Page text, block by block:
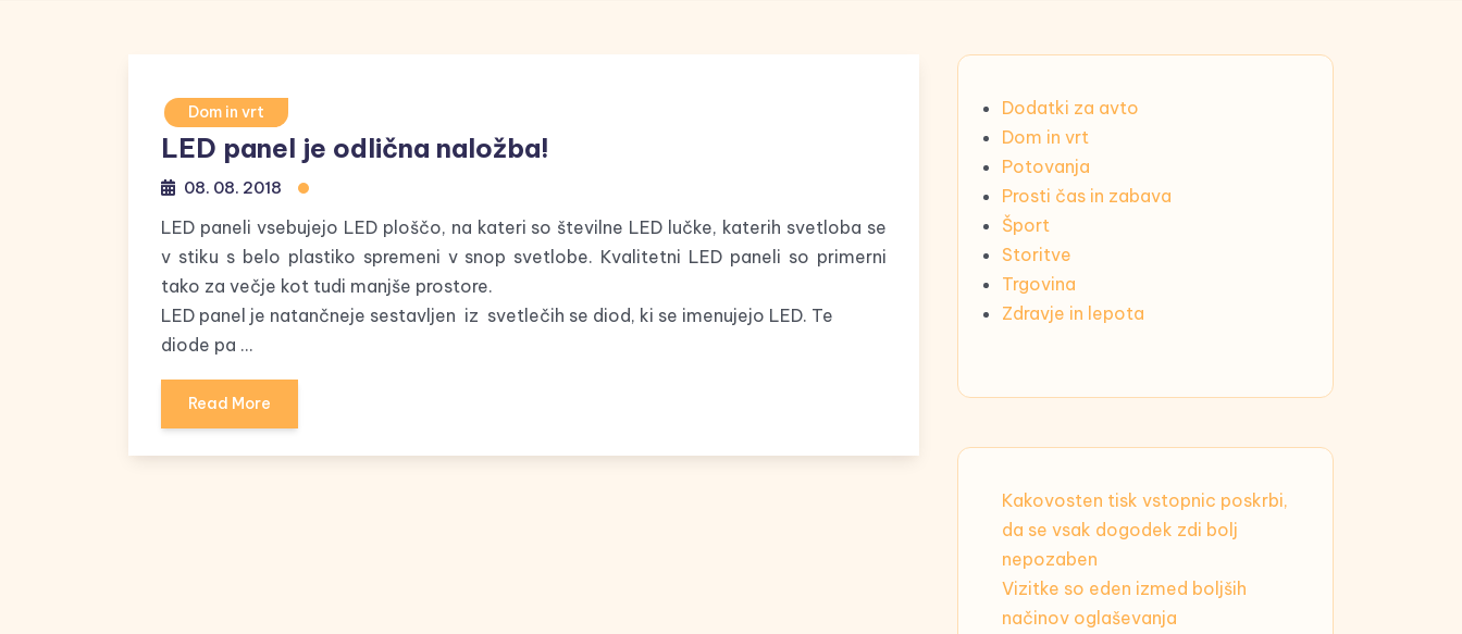
Dom in vrt
LED panel je odlična naložba!
08. 08. 2018
LED paneli vsebujejo LED ploščo, na kateri so številne LED lučke, katerih svetloba se
v stiku s belo plastiko spremeni v snop svetlobe. Kvalitetni LED paneli so primerni
tako za večje kot tudi manjše prostore.
LED panel je natančneje sestavljen iz svetlečih se diod, ki se imenujejo LED. Te
diode pa …
Read More
Dodatki za avto
Dom in vrt
Potovanja
Prosti čas in zabava
Šport
Storitve
Trgovina
Zdravje in lepota
Kakovosten tisk vstopnic poskrbi,
da se vsak dogodek zdi bolj
nepozaben
Vizitke so eden izmed boljših
načinov oglaševanja